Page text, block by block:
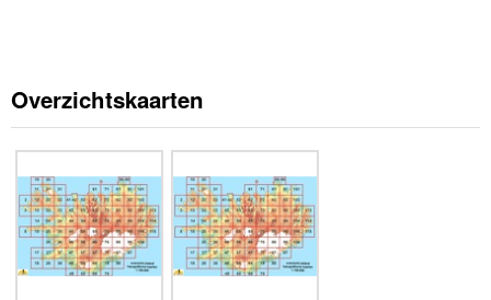
Overzichtskaarten